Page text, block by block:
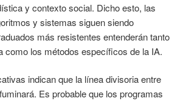
y contexto social. Dicho esto, las
y sistemas siguen siendo
más resistentes entenderán tanto
como los métodos específicos de la IA.
indican que la línea divisoria entre
Es probable que los programas